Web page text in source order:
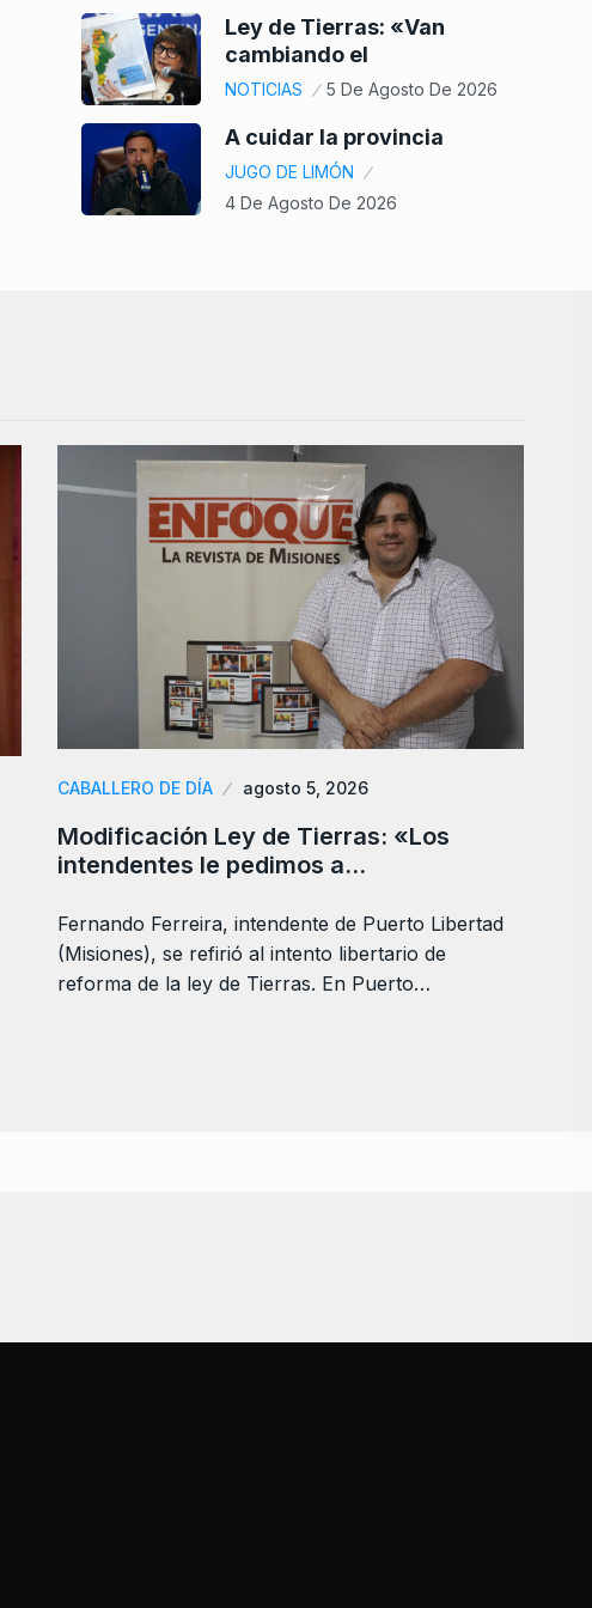
Ley de Tierras: «Van
cambiando el
NOTICIAS 5 De Agosto De 2026
A cuidar la provincia
JUGO DE LIMÓN
4 De Agosto De 2026
CABALLERO DE DÍA agosto 5, 2026
Modificación Ley de Tierras: «Los
intendentes le pedimos a…
Fernando Ferreira, intendente de Puerto Libertad
(Misiones), se refirió al intento libertario de
reforma de la ley de Tierras. En Puerto…